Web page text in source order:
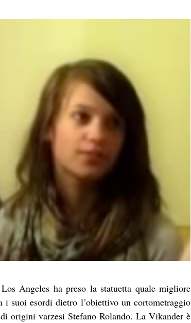
Angeles ha preso la statuetta quale migliore
suoi esordi dietro l’obiettivo un cortometraggio
origini varzesi Stefano Rolando. La Vikander è